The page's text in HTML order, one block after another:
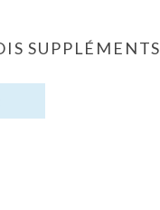
SUPPLÉMENTS